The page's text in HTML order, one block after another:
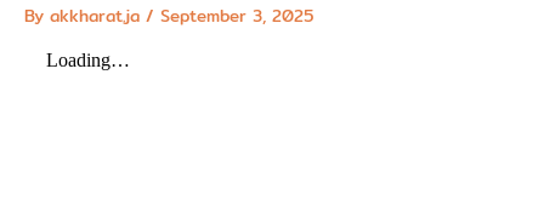
By akkharat.ja / September 3, 2025